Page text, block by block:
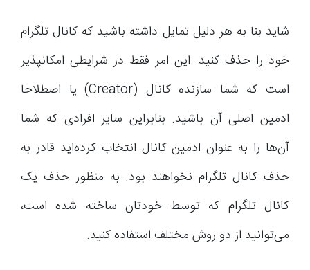
شاید بنا به هر دلیل تمایل داشته باشید که کانال تلگرام
خود را حذف کنید. این امر فقط در شرایطی امکانپذیر
است که شما سازنده کانال (Creator) یا اصطلاحا
ادمین اصلی آن باشید. بنابراین سایر افرادی که شما
آن‌ها را به عنوان ادمین کانال انتخاب کرده‌اید قادر به
حذف کانال تلگرام نخواهند بود. به منظور حذف یک
کانال تلگرام که توسط خودتان ساخته شده است،
می‌توانید از دو روش مختلف استفاده کنید.